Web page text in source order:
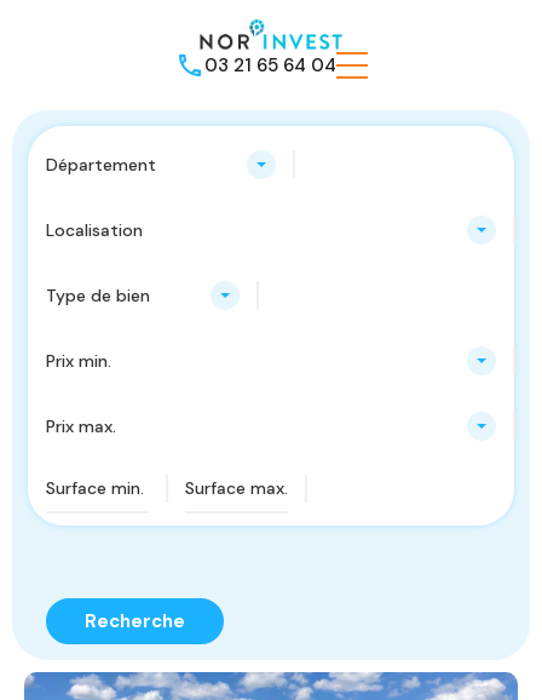
03 21 65 64 04
Département
Localisation
Type de bien
Prix min.
Prix max.
Recherche